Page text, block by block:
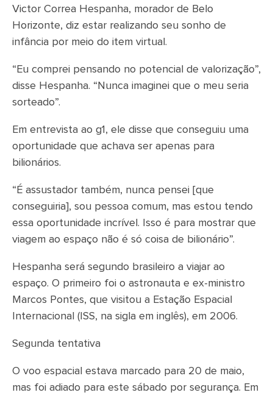
Victor Correa Hespanha, morador de Belo
Horizonte, diz estar realizando seu sonho de
infância por meio do item virtual.
“Eu comprei pensando no potencial de valorização”,
disse Hespanha. “Nunca imaginei que o meu seria
sorteado”.
Em entrevista ao g1, ele disse que conseguiu uma
oportunidade que achava ser apenas para
bilionários.
“É assustador também, nunca pensei [que
conseguiria], sou pessoa comum, mas estou tendo
essa oportunidade incrível. Isso é para mostrar que
viagem ao espaço não é só coisa de bilionário”.
Hespanha será segundo brasileiro a viajar ao
espaço. O primeiro foi o astronauta e ex-ministro
Marcos Pontes, que visitou a Estação Espacial
Internacional (ISS, na sigla em inglês), em 2006.
Segunda tentativa
O voo espacial estava marcado para 20 de maio,
mas foi adiado para este sábado por segurança. Em